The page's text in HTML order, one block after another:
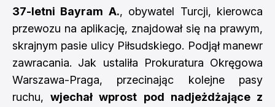
37-letni Bayram A., obywatel Turcji, kierowca
przewozu na aplikację, znajdował się na prawym,
skrajnym pasie ulicy Piłsudskiego. Podjął manewr
zawracania. Jak ustaliła Prokuratura Okręgowa
Warszawa-Praga, przecinając kolejne pasy
ruchu,wjechał wprost pod nadjeżdżające z